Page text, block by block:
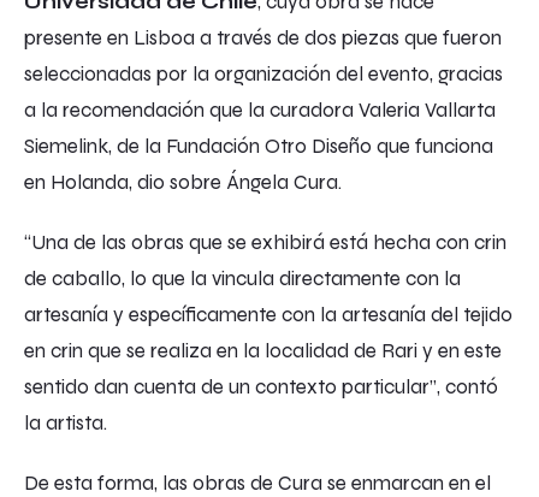
presente en Lisboa a través de dos piezas que fueron
seleccionadas por la organización del evento, gracias
a la recomendación que la curadora Valeria Vallarta
Siemelink, de la Fundación Otro Diseño que funciona
en Holanda, dio sobre Ángela Cura.
“Una de las obras que se exhibirá está hecha con crin
de caballo, lo que la vincula directamente con la
artesanía y específicamente con la artesanía del tejido
en crin que se realiza en la localidad de Rari y en este
sentido dan cuenta de un contexto particular”, contó
la artista.
De esta forma, las obras de Cura se enmarcan en el